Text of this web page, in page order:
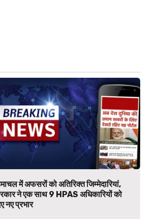
में अफसरों को अतिरिक्त जिम्मेदारियां,
ने एक साथ 9 HPAS अधिकारियों को
नए प्रभार